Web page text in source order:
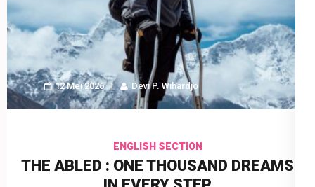
12 Mei 2026 Devi P. Wihardjo
ENGLISH SECTION
THE ABLED : ONE THOUSAND DREAMS